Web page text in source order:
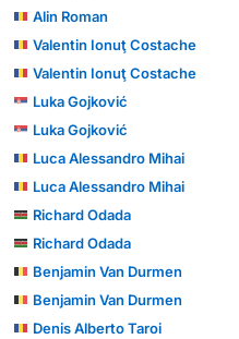
Alin Roman
Valentin Ionuţ Costache
Valentin Ionuţ Costache
Luka Gojković
Luka Gojković
Luca Alessandro Mihai
Luca Alessandro Mihai
Richard Odada
Richard Odada
Benjamin Van Durmen
Benjamin Van Durmen
Denis Alberto Taroi